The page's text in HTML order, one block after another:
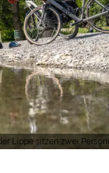
Lippe sitzen zwei